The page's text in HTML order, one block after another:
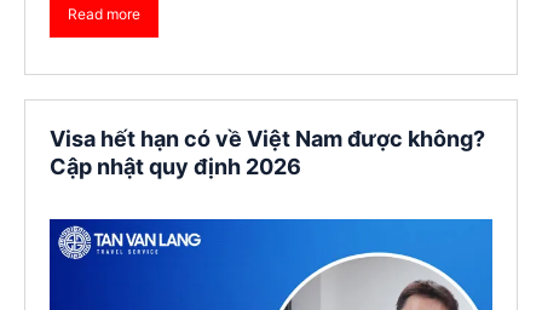
Read more
Visa hết hạn có về Việt Nam được không?
Cập nhật quy định 2026